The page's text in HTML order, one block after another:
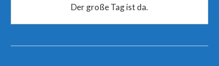
Der große Tag ist da.